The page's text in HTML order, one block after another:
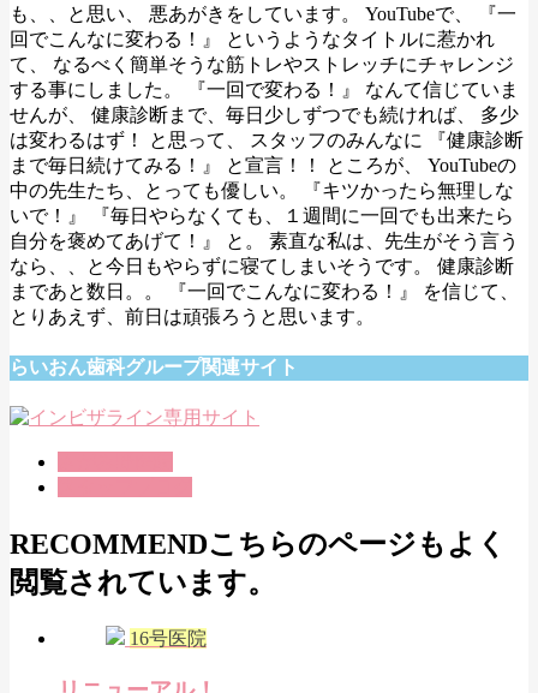
も、、と思い、 悪あがきをしています。 YouTubeで、 『一
回でこんなに変わる！』 というようなタイトルに惹かれ
て、 なるべく簡単そうな筋トレやストレッチにチャレンジ
する事にしました。 『一回で変わる！』 なんて信じていま
せんが、 健康診断まで、毎日少しずつでも続ければ、 多少
は変わるはず！ と思って、 スタッフのみんなに 『健康診断
まで毎日続けてみる！』 と宣言！！ ところが、 YouTubeの
中の先生たち、とっても優しい。 『キツかったら無理しな
いで！』 『毎日やらなくても、１週間に一回でも出来たら
自分を褒めてあげて！』 と。 素直な私は、先生がそう言う
なら、、と今日もやらずに寝てしまいそうです。 健康診断
まであと数日。。 『一回でこんなに変わる！』 を信じて、
とりあえず、前日は頑張ろうと思います。
らいおん歯科グループ関連サイト
RECOMMENDこちらのページもよく
閲覧されています。
16号医院